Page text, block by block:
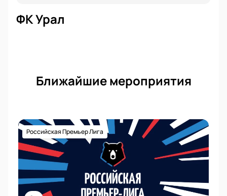
ФК Урал
Ближайшие мероприятия
Российская Премьер Лига